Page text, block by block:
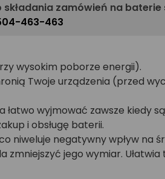
zamówień na baterie
463-463
wysokim poborze energii).
Twoje urządzenia (przed
wyjmować zawsze kiedy
i obsługę baterii.
niweluje negatywny wpływ na
jego wymiar. Ułatwia